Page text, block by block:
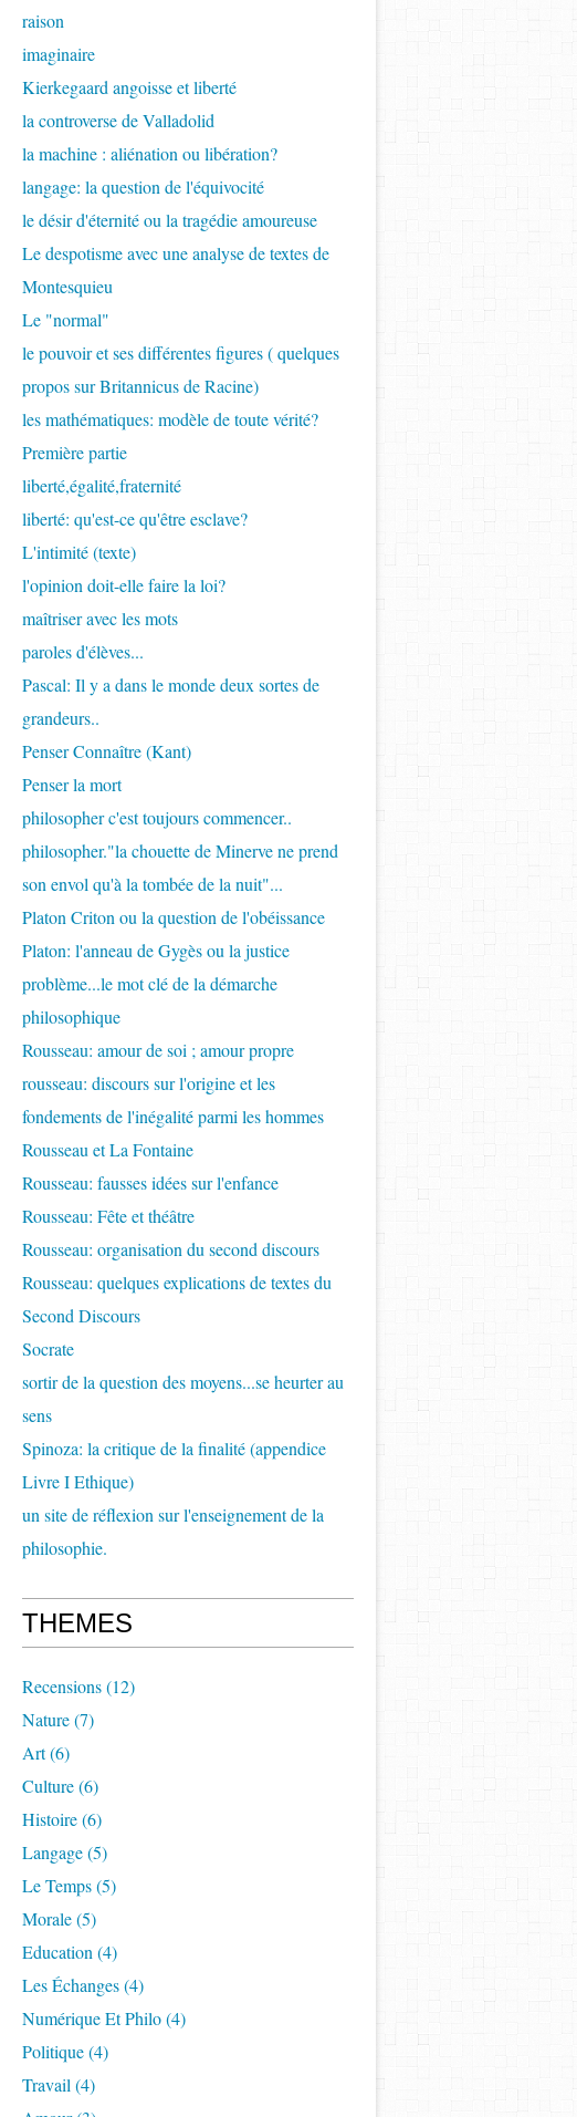
raison
imaginaire
Kierkegaard angoisse et liberté
la controverse de Valladolid
la machine : aliénation ou libération?
langage: la question de l'équivocité
le désir d'éternité ou la tragédie amoureuse
Le despotisme avec une analyse de textes de
Montesquieu
Le "normal"
le pouvoir et ses différentes figures ( quelques
propos sur Britannicus de Racine)
les mathématiques: modèle de toute vérité?
Première partie
liberté,égalité,fraternité
liberté: qu'est-ce qu'être esclave?
L'intimité (texte)
l'opinion doit-elle faire la loi?
maîtriser avec les mots
paroles d'élèves...
Pascal: Il y a dans le monde deux sortes de
grandeurs..
Penser Connaître (Kant)
Penser la mort
philosopher c'est toujours commencer..
philosopher."la chouette de Minerve ne prend
son envol qu'à la tombée de la nuit"...
Platon Criton ou la question de l'obéissance
Platon: l'anneau de Gygès ou la justice
problème...le mot clé de la démarche
philosophique
Rousseau: amour de soi ; amour propre
rousseau: discours sur l'origine et les
fondements de l'inégalité parmi les hommes
Rousseau et La Fontaine
Rousseau: fausses idées sur l'enfance
Rousseau: Fête et théâtre
Rousseau: organisation du second discours
Rousseau: quelques explications de textes du
Second Discours
Socrate
sortir de la question des moyens...se heurter au
sens
Spinoza: la critique de la finalité (appendice
Livre I Ethique)
un site de réflexion sur l'enseignement de la
philosophie.
THEMES
Recensions(12)
Nature(7)
Art(6)
Culture(6)
Histoire(6)
Langage(5)
Le Temps(5)
Morale(5)
Education (4)
Les Échanges(4)
Numérique Et Philo(4)
Politique(4)
Travail (4)